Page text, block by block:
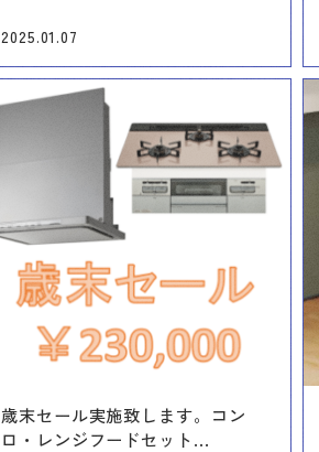
2025.01.07
歳末セール実施致します。コン
ロ・レンジフードセット...